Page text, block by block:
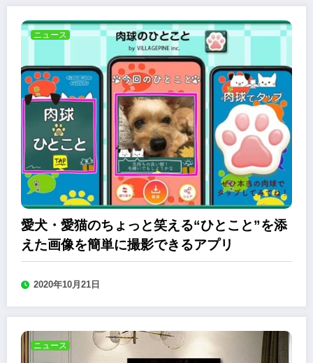
ニュース
愛犬・愛猫のちょっと笑える“ひとこと”を添
えた画像を簡単に撮影できるアプリ
2020年10月21日
ニュース